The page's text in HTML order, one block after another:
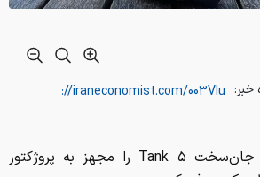
خبر:
شرکت ۸۸۴۹ گوشی جان‌سخت Tank ۵ را مجهز به پروژکتور